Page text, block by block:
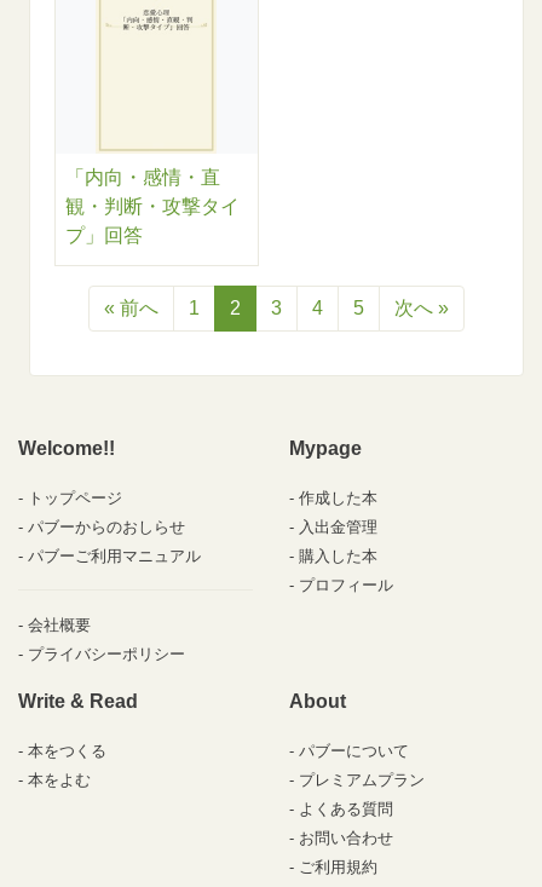
「内向・感情・直
観・判断・攻撃タイ
プ」回答
« 前へ 1 2 3 4 5 次へ »
Welcome!!
トップページ
パブーからのおしらせ
パブーご利用マニュアル
会社概要
プライバシーポリシー
Mypage
作成した本
入出金管理
購入した本
プロフィール
Write & Read
本をつくる
本をよむ
About
パブーについて
プレミアムプラン
よくある質問
お問い合わせ
ご利用規約